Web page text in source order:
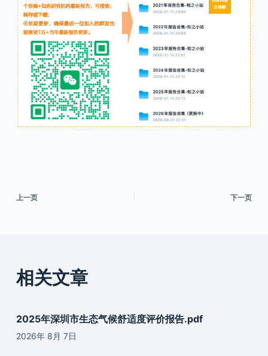
上一页 下一页
相关文章
2025年深圳市生态气候舒适度评价报告.pdf
2026年 8月 7日